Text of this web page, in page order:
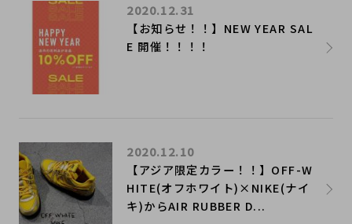
​【お知らせ！！】NEW YEAR SAL
E 開催！！！！
2020.12.31
​【アジア限定カラー！！】OFF-W
HITE(オフホワイト)×NIKE(ナイ
キ)からAIR RUBBER D...
2020.12.10